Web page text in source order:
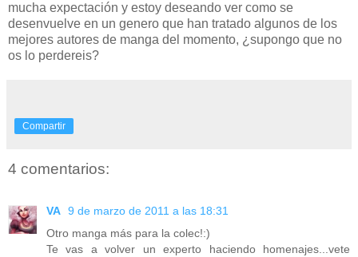
mucha expectación y estoy deseando ver como se
desenvuelve en un genero que han tratado algunos de los
mejores autores de manga del momento, ¿supongo que no
os lo perdereis?
Compartir
4 comentarios:
VA 9 de marzo de 2011 a las 18:31
Otro manga más para la colec!:)
Te vas a volver un experto haciendo homenajes...vete